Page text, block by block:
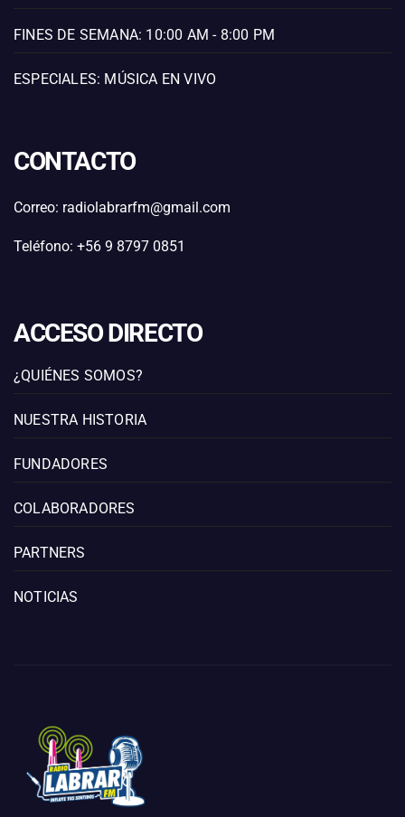
FINES DE SEMANA: 10:00 AM - 8:00 PM
ESPECIALES: MÚSICA EN VIVO
CONTACTO
Correo: radiolabrarfm@gmail.com
Teléfono: +56 9 8797 0851
ACCESO DIRECTO
¿QUIÉNES SOMOS?
NUESTRA HISTORIA
FUNDADORES
COLABORADORES
PARTNERS
NOTICIAS